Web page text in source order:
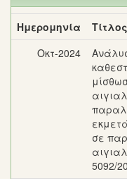
Ημερομηνία
Τίτλος
Οκτ-2024
σε
5092/